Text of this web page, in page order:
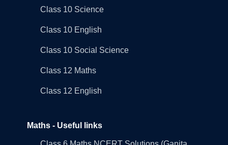
Class 10 Science
Class 10 English
Class 10 Social Science
Class 12 Maths
Class 12 English
Maths - Useful links